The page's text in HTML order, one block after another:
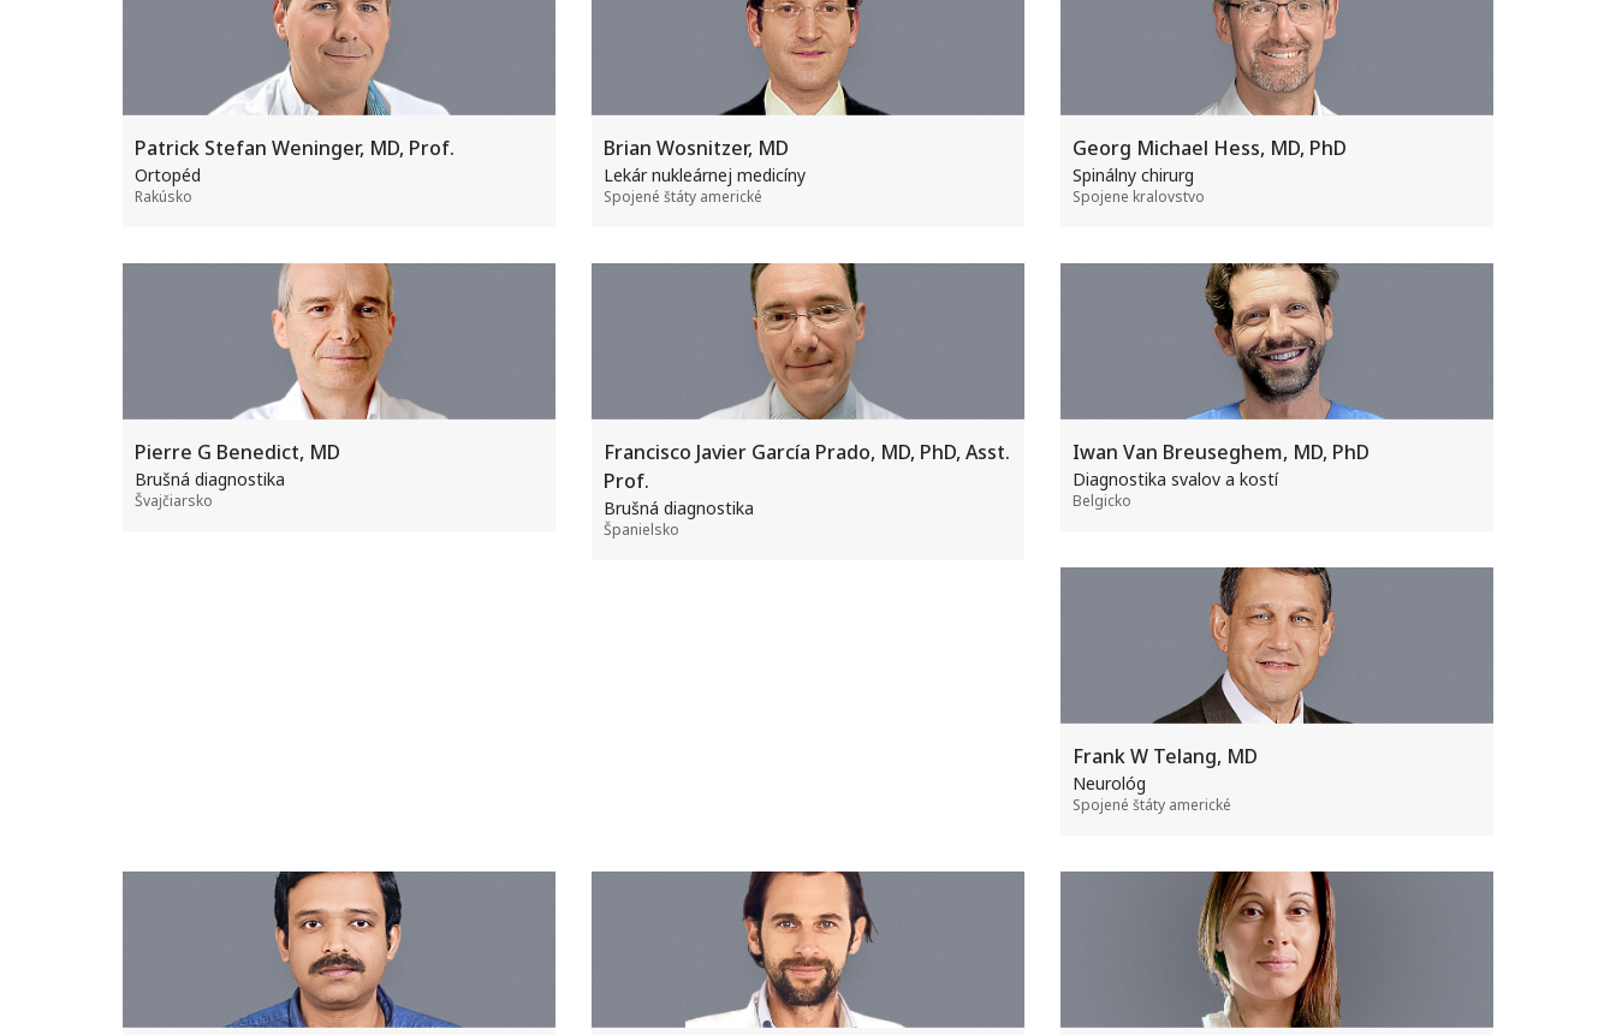
Patrick Stefan Weninger, MD, Prof.
Rakúsko
Ortopéd
Brian Wosnitzer, MD
Spojené štáty americké
Lekár nukleárnej medicíny
Georg Michael Hess, MD, PhD
Spojene kralovstvo
Spinálny chirurg
Pierre G Benedict, MD
Švajčiarsko
Brušná diagnostika
Francisco Javier García Prado, MD, PhD, Asst.
Prof.
Španielsko
Brušná diagnostika
Iwan Van Breuseghem, MD, PhD
Belgicko
Diagnostika svalov a kostí
Frank W Telang, MD
Spojené štáty americké
Neurológ